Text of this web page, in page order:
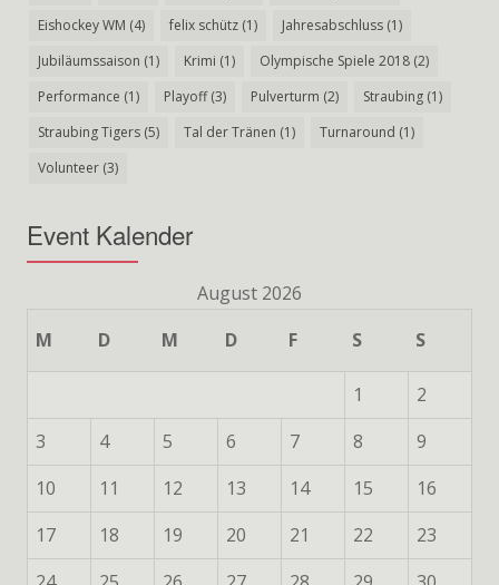
Eishockey WM (4) felix schütz (1) Jahresabschluss (1)
Jubiläumssaison (1) Krimi (1) Olympische Spiele 2018 (2)
Performance (1) Playoff(3) Pulverturm (2) Straubing (1)
Straubing Tigers (5) Tal der Tränen (1) Turnaround (1)
Volunteer (3)
Event Kalender
August 2026
M
D M D F S S
1
2
3
4 5 6 7 8
9
10
11 12 13 14 15
16
17
18 19 20 21 22
23